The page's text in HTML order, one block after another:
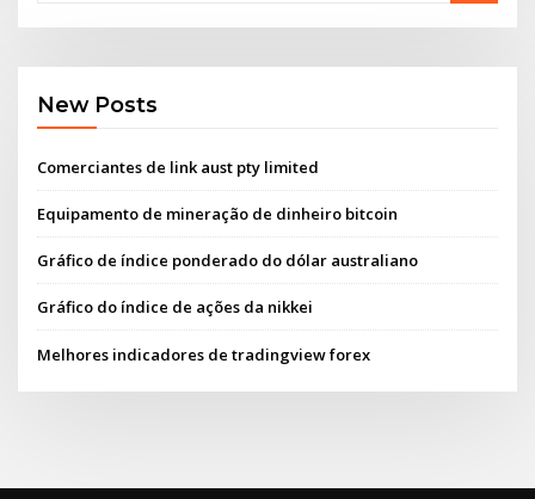
New Posts
Comerciantes de link aust pty limited
Equipamento de mineração de dinheiro bitcoin
Gráfico de índice ponderado do dólar australiano
Gráfico do índice de ações da nikkei
Melhores indicadores de tradingview forex